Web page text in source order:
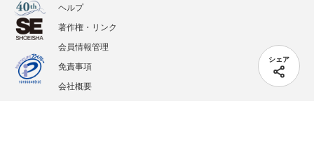
シェア
ヘルプ
著作権・リンク
会員情報管理
免責事項
会社概要